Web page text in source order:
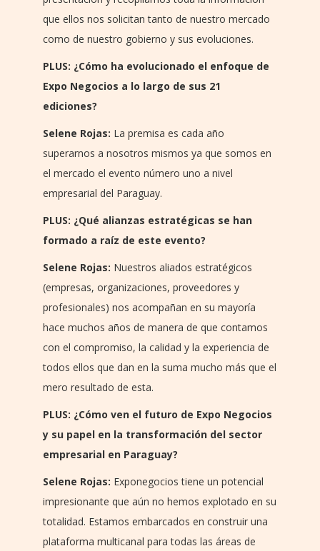
que ellos nos solicitan tanto de nuestro mercado
como de nuestro gobierno y sus evoluciones.
PLUS: ¿Cómo ha evolucionado el enfoque de
Expo Negocios a lo largo de sus 21
ediciones?
Selene Rojas: La premisa es cada año
superarnos a nosotros mismos ya que somos en
el mercado el evento número uno a nivel
empresarial del Paraguay.
PLUS: ¿Qué alianzas estratégicas se han
formado a raíz de este evento?
Selene Rojas: Nuestros aliados estratégicos
(empresas, organizaciones, proveedores y
profesionales) nos acompañan en su mayoría
hace muchos años de manera de que contamos
con el compromiso, la calidad y la experiencia de
todos ellos que dan en la suma mucho más que el
mero resultado de esta.
PLUS: ¿Cómo ven el futuro de Expo Negocios
y su papel en la transformación del sector
empresarial en Paraguay?
Selene Rojas: Exponegocios tiene un potencial
impresionante que aún no hemos explotado en su
totalidad. Estamos embarcados en construir una
plataforma multicanal para todas las áreas de